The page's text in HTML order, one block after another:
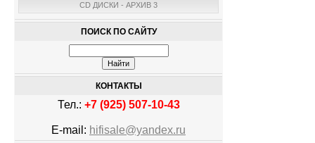
CD ДИСКИ - АРХИВ 3
ПОИСК ПО САЙТУ
КОНТАКТЫ
Тел.: +7 (925) 507-10-43
E-mail: hifisale@yandex.ru